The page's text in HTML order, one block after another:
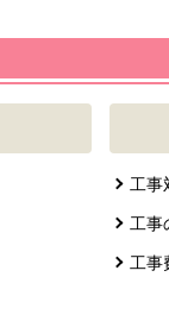
工事
工事
工事